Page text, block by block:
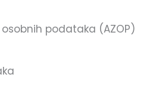
podataka (AZOP)